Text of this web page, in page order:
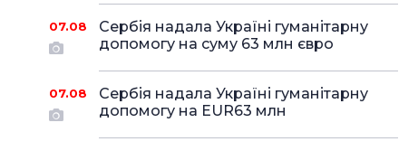
07.08
Сербія надала Україні гуманітарну
допомогу на суму 63 млн євро
07.08
Сербія надала Україні гуманітарну
допомогу на EUR63 млн